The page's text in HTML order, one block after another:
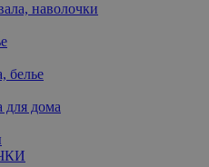
наволочки
белье
для дома